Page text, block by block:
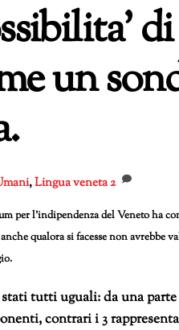
un
,Lingua veneta2
per l’indipendenza del Veneto ha
qualora si facesse non avrebbe
tutti uguali: da una parte
contrari i 3